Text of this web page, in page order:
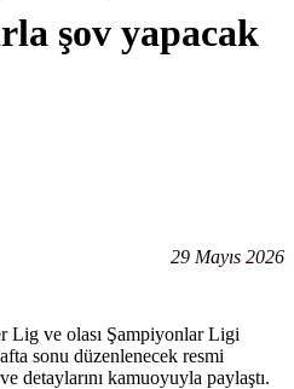
şov yapacak
29 Mayıs 2026
Lig ve olası Şampiyonlar Ligi
sonu düzenlenecek resmi
detaylarını kamuoyuyla paylaştı.